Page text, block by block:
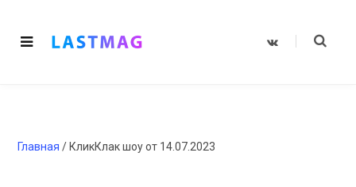
V
Главная / КликКлак шоу от 14.07.2023